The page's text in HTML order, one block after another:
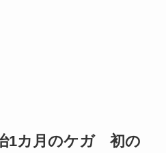
1カ月のケガ 初の